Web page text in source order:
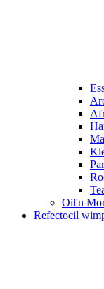
Oil'n
Refectocil